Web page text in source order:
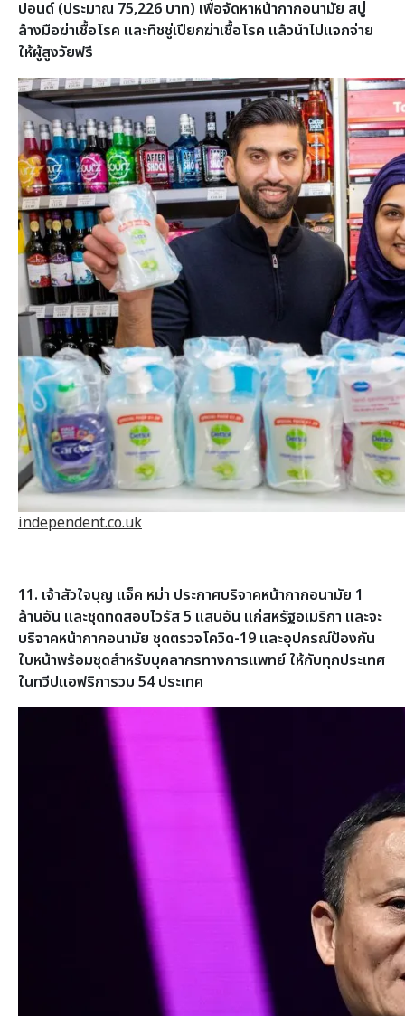
ปอนด์ (ประมาณ 75,226 บาท) เพื่อจัดหาหน้ากากอนามัย สบู่
ล้างมือฆ่าเชื้อโรค และทิชชู่เปียกฆ่าเชื้อโรค แล้วนำไปแจกจ่าย
ให้ผู้สูงวัยฟรี
independent.co.uk
11. เจ้าสัวใจบุญ แจ็ค หม่า ประกาศบริจาคหน้ากากอนามัย 1
ล้านอัน และชุดทดสอบไวรัส 5 แสนอัน แก่สหรัฐอเมริกา และจะ
บริจาคหน้ากากอนามัย ชุดตรวจโควิด-19 และอุปกรณ์ป้องกัน
ใบหน้าพร้อมชุดสำหรับบุคลากรทางการแพทย์ ให้กับทุกประเทศ
ในทวีปแอฟริการวม 54 ประเทศ